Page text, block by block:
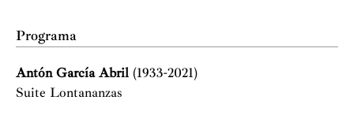
Programa
Antón García Abril (1933-2021)
Suite Lontananzas